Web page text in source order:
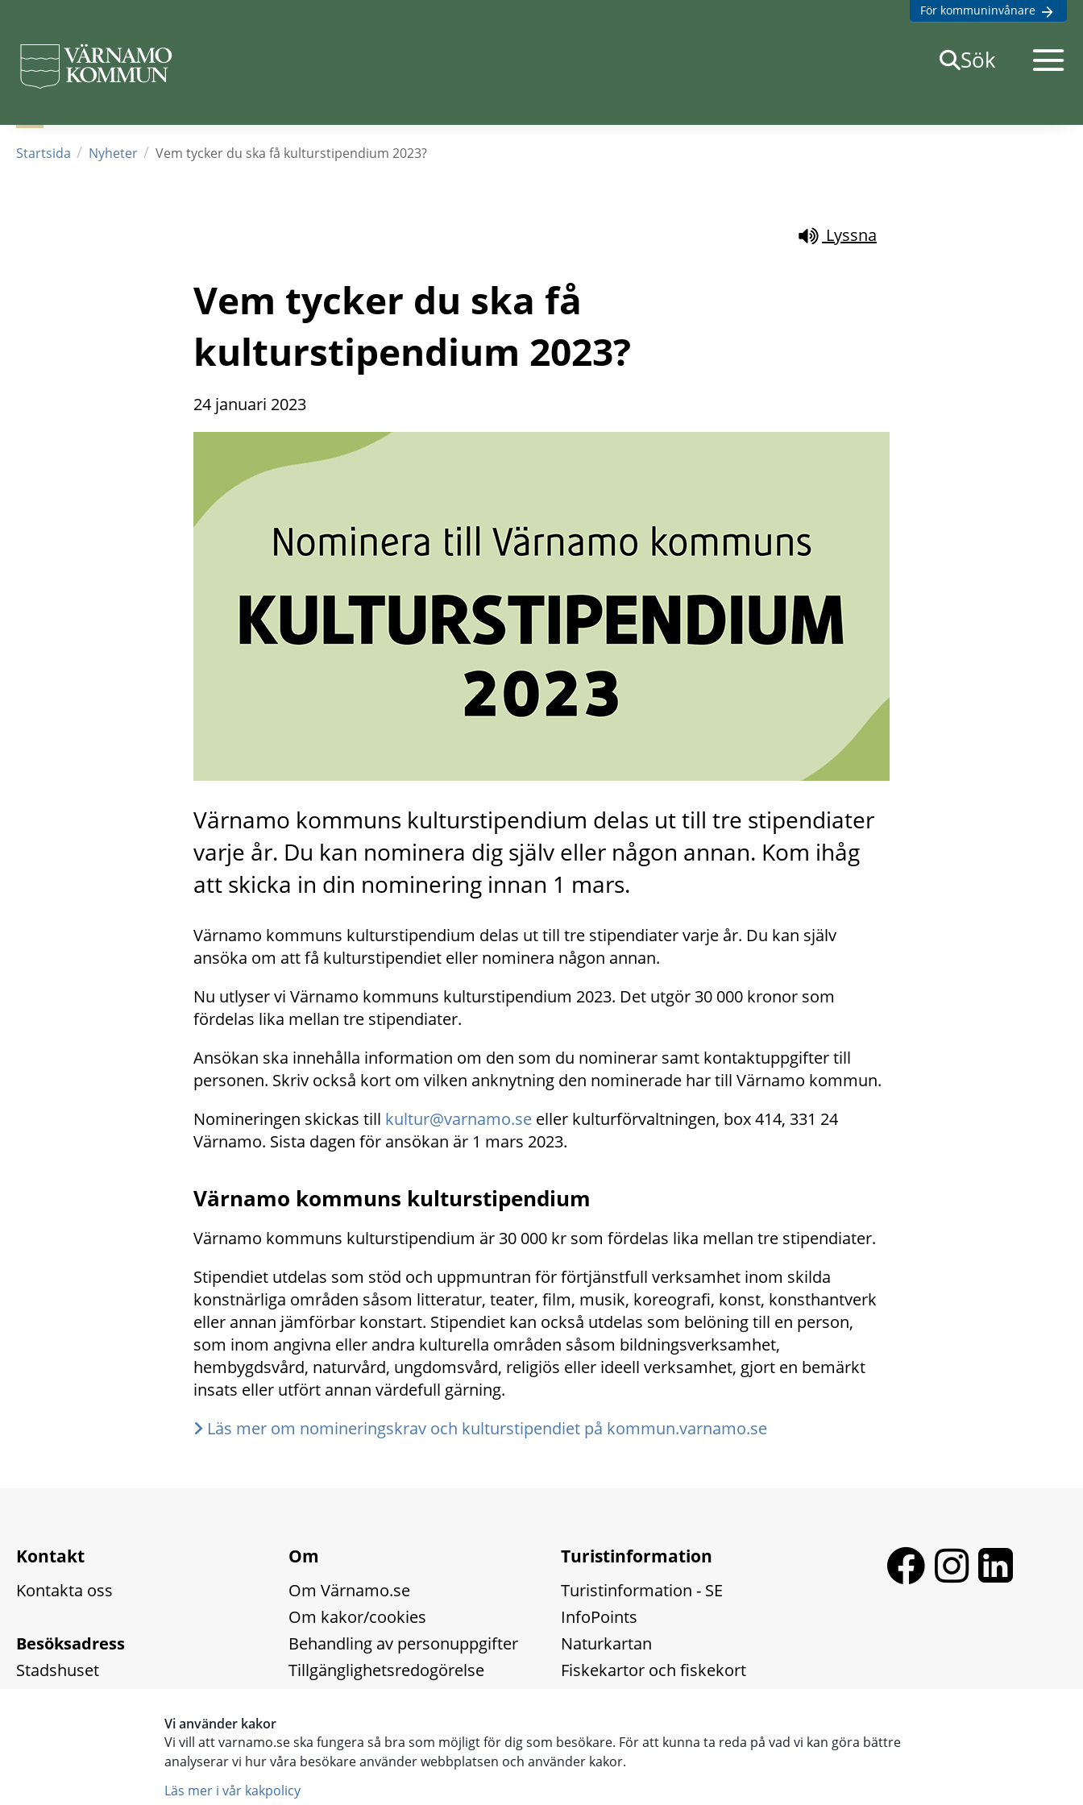
Vi använder kakor
Vi vill att varnamo.se ska fungera så bra som möjligt för dig som besökare. För att kunna ta reda på vad vi kan göra bättre
analyserar vi hur våra besökare använder webbplatsen och använder kakor.
Läs mer i vår kakpolicy
huvudinnehållet
Sök
Öppna
För kommuninvånare
Startsida / Nyheter / Vem tycker du ska få kulturstipendium 2023?
Lyssna
Vem tycker du ska få
kulturstipendium 2023?
24 januari 2023
Värnamo kommuns kulturstipendium delas ut till tre stipendiater
varje år. Du kan nominera dig själv eller någon annan. Kom ihåg
att skicka in din nominering innan 1 mars.
Värnamo kommuns kulturstipendium delas ut till tre stipendiater varje år. Du kan själv
ansöka om att få kulturstipendiet eller nominera någon annan.
Nu utlyser vi Värnamo kommuns kulturstipendium 2023. Det utgör 30 000 kronor som
fördelas lika mellan tre stipendiater.
Ansökan ska innehålla information om den som du nominerar samt kontaktuppgifter till
personen. Skriv också kort om vilken anknytning den nominerade har till Värnamo kommun.
Nomineringen skickas till kultur@varnamo.se eller kulturförvaltningen, box 414, 331 24
Värnamo. Sista dagen för ansökan är 1 mars 2023.
Värnamo kommuns kulturstipendium
Värnamo kommuns kulturstipendium är 30 000 kr som fördelas lika mellan tre stipendiater.
Stipendiet utdelas som stöd och uppmuntran för förtjänstfull verksamhet inom skilda
konstnärliga områden såsom litteratur, teater, film, musik, koreografi, konst, konsthantverk
eller annan jämförbar konstart. Stipendiet kan också utdelas som belöning till en person,
som inom angivna eller andra kulturella områden såsom bildnings­verksamhet,
hembygdsvård, naturvård, ungdomsvård, religiös eller ideell verksamhet, gjort en bemärkt
insats eller utfört annan värdefull gärning.
Läs mer om nomineringskrav och kulturstipendiet på kommun.varnamo.se
Kontakt
Kontakta oss
Besöksadress
Stadshuset
Om
Om Värnamo.se
Om kakor/cookies
Behandling av personuppgifter
Tillgänglighetsredogörelse
Nyhetsarkiv
Turistinformation
Turistinformation - SE
InfoPoints
Naturkartan
Fiskekartor och fiskekort
Touristen Information - DE